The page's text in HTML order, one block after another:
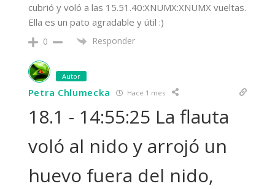
cubrió y voló a las 15.51.40:XNUMX:XNUMX vueltas.
Ella es un pato agradable y útil :)
0 Responder
Autor
Petra Chlumecka Hace 1 mes
18.1 - 14:55:25 La flauta
voló al nido y arrojó un
huevo fuera del nido,